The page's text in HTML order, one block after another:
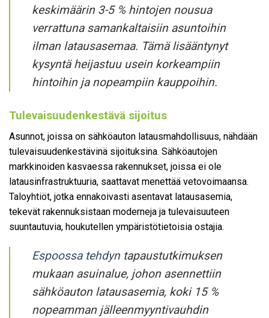
keskimäärin 3-5 % hintojen nousua
verrattuna samankaltaisiin asuntoihin
ilman latausasemaa. Tämä lisääntynyt
kysyntä heijastuu usein korkeampiin
hintoihin ja nopeampiin kauppoihin.
Tulevaisuudenkestävä sijoitus
Asunnot, joissa on sähköauton latausmahdollisuus, nähdään
tulevaisuudenkestävinä sijoituksina. Sähköautojen
markkinoiden kasvaessa rakennukset, joissa ei ole
latausinfrastruktuuria, saattavat menettää vetovoimaansa.
Taloyhtiöt, jotka ennakoivasti asentavat latausasemia,
tekevät rakennuksistaan moderneja ja tulevaisuuteen
suuntautuvia, houkutellen ympäristötietoisia ostajia.
Espoossa tehdyntapaustutkimuksen
mukaan asuinalue, johon asennettiin
sähköauton latausasemia, koki 15 %
nopeamman jälleenmyyntivauhdin